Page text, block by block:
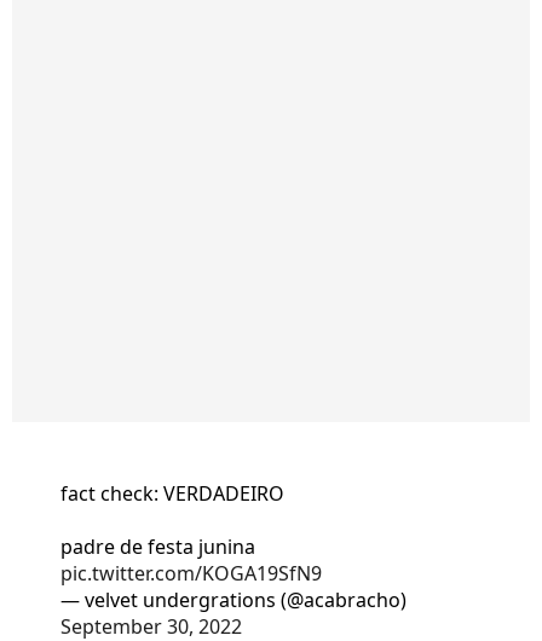
fact check: VERDADEIRO
padre de festa junina
pic.twitter.com/KOGA19SfN9
— velvet undergrations (@acabracho)
September 30, 2022